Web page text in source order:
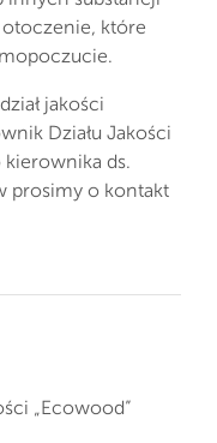
które
jakości
Działu Jakości
ds.
prosimy o kontakt
„Ecowood”